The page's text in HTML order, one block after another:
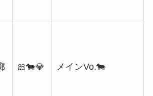
🎀🐄💎 メインVo.🐄